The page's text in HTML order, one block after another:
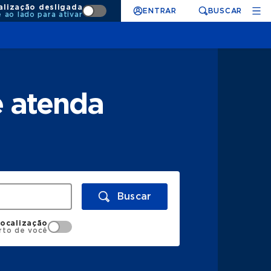
desligada
ao lado para ativar
ENTRAR BUSCAR
atenda
Buscar
de você